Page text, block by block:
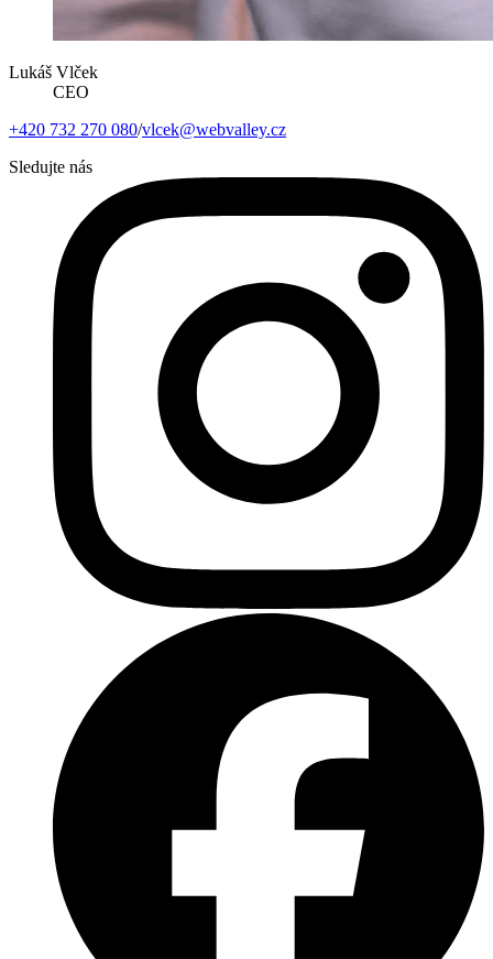
Lukáš Vlček
CEO
+420 732 270 080/vlcek@webvalley.cz
Sledujte nás